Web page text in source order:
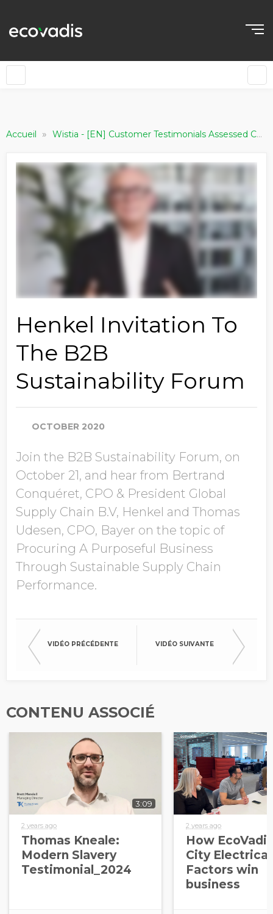
Accueil » Wistia - [EN] Customer Testimonials Assessed Companies
Henkel Invitation To
The B2B
Sustainability Forum
OCTOBER 2020
Join the B2B Sustainability Forum, on
October 21, and hear from Bertrand
Conquéret, CPO & President Global
Supply Chain B.V, Henkel and Thomas
Udesen, CPO, Bayer on the topic of
Procuring A Purposeful Business
Through Sustainable Supply Chain
Performance.
VIDÉO PRÉCÉDENTE VIDÉO SUIVANTE
CONTENU ASSOCIÉ
3:09
2 years ago
Thomas Kneale:
Modern Slavery
Testimonial_2024
2 years ago
How
City Electrical
Factors win
business